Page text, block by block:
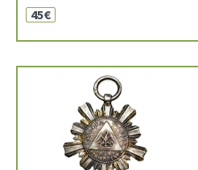
45€